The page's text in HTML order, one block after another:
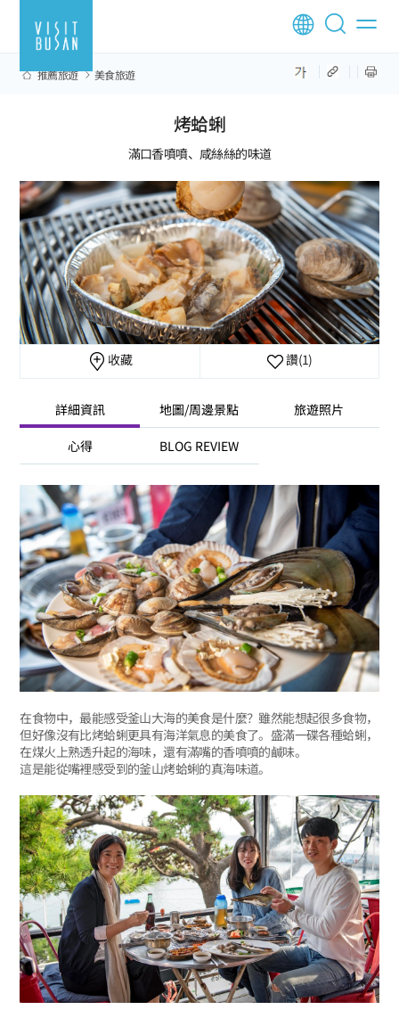
推薦旅遊 美食旅遊
烤蛤蜊
滿口香噴噴、咸絲絲的味道
收藏 讚(1)
詳細資訊 地圖/周邊景點 旅遊照片
心得 BLOG REVIEW
在食物中，最能感受釜山大海的美食是什麼？雖然能想起很多食物，
但好像沒有比烤蛤蜊更具有海洋氣息的美食了。盛滿一碟各種蛤蜊，
在煤火上熟透升起的海味，還有滿嘴的香噴噴的鹹味。
這是能從嘴裡感受到的釜山烤蛤蜊的真海味道。